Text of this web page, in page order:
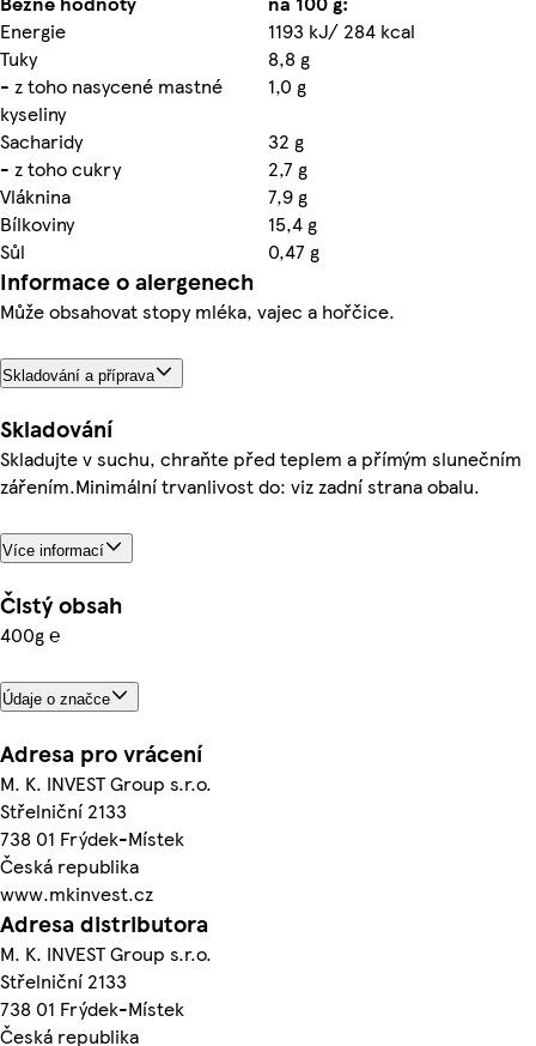
Energie
1193 kJ/ 284 kcal
Tuky
8,8 g
- z toho nasycené mastné
kyseliny
1,0 g
Sacharidy
32 g
- z toho cukry
2,7 g
Vláknina
7,9 g
Bílkoviny
15,4 g
Sůl
0,47 g
Informace o alergenech
Může obsahovat stopy mléka, vajec a hořčice.
Skladování a příprava
Skladování
Skladujte v suchu, chraňte před teplem a přímým slunečním
zářením.Minimální trvanlivost do: viz zadní strana obalu.
Více informací
Čistý obsah
400g ℮
Údaje o značce
Adresa pro vrácení
M. K. INVEST Group s.r.o.
Střelniční 2133
738 01 Frýdek-Místek
Česká republika
www.mkinvest.cz
Adresa distributora
M. K. INVEST Group s.r.o.
Střelniční 2133
738 01 Frýdek-Místek
Česká republika